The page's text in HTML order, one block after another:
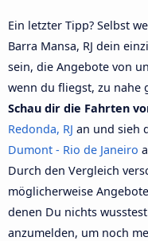
Ein letzter Tipp? Selbst
Barra Mansa, RJ dein
sein, die Angebote von
wenn du fliegst, zu nahe
Schau dir die Fahrten
Redonda, RJ an und sieh
Dumont - Rio de Janeiro
Durch den Vergleich
möglicherweise
denen Du nichts
anzumelden, um noch